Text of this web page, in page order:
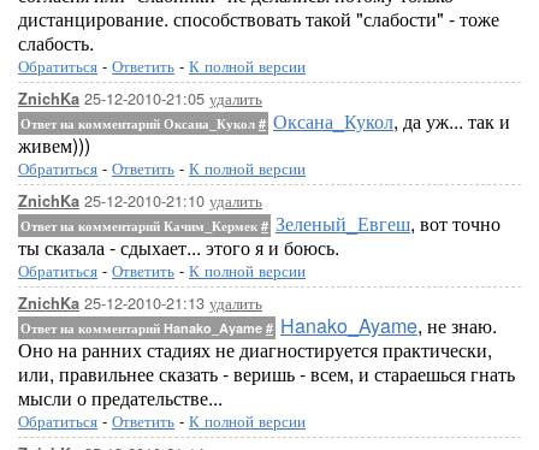
дистанцирование. способствовать такой "слабости" - тоже
слабость.
Обратиться - Ответить - К полной версии
ZnichKa 25-12-2010-21:05 удалить
Ответ на комментарий Оксана_Кукол # Оксана_Кукол, да уж... так и
живем)))
Обратиться - Ответить - К полной версии
ZnichKa 25-12-2010-21:10 удалить
Ответ на комментарий Качим_Кермек # Зеленый_Евгеш, вот точно
ты сказала - сдыхает... этого я и боюсь.
Обратиться - Ответить - К полной версии
ZnichKa 25-12-2010-21:13 удалить
Ответ на комментарий Hanako_Ayame # Hanako_Ayame, не знаю.
Оно на ранних стадиях не диагностируется практически,
или, правильнее сказать - веришь - всем, и стараешься гнать
мысли о предательстве...
Обратиться - Ответить - К полной версии